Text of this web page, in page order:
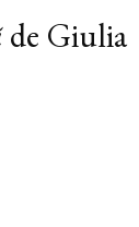
de Giulia